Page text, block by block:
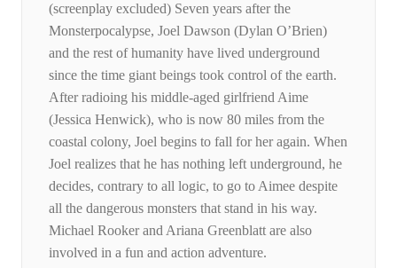
(screenplay excluded) Seven years after the
Monsterpocalypse, Joel Dawson (Dylan O’Brien)
and the rest of humanity have lived underground
since the time giant beings took control of the earth.
After radioing his middle-aged girlfriend Aime
(Jessica Henwick), who is now 80 miles from the
coastal colony, Joel begins to fall for her again. When
Joel realizes that he has nothing left underground, he
decides, contrary to all logic, to go to Aimee despite
all the dangerous monsters that stand in his way.
Michael Rooker and Ariana Greenblatt are also
involved in a fun and action adventure.